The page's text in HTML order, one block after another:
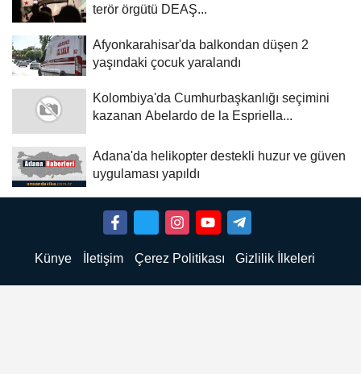
terör örgütü DEAŞ...
Afyonkarahisar'da balkondan düşen 2
yaşındaki çocuk yaralandı
Kolombiya'da Cumhurbaşkanlığı seçimini
kazanan Abelardo de la Espriella...
Adana'da helikopter destekli huzur ve güven
uygulaması yapıldı
Künye İletişim Çerez Politikası Gizlilik İlkeleri